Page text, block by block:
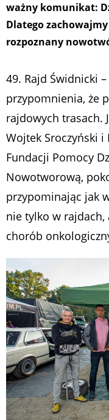
ważny komunikat:
Dlatego
rozpoznany
49. Rajd Świdnicki
przypomnienia, że
rajdowych trasach.
Wojtek Sroczyński i
Fundacji Pomocy
Nowotworową,
przypominając jak
nie tylko w rajdach,
chorób